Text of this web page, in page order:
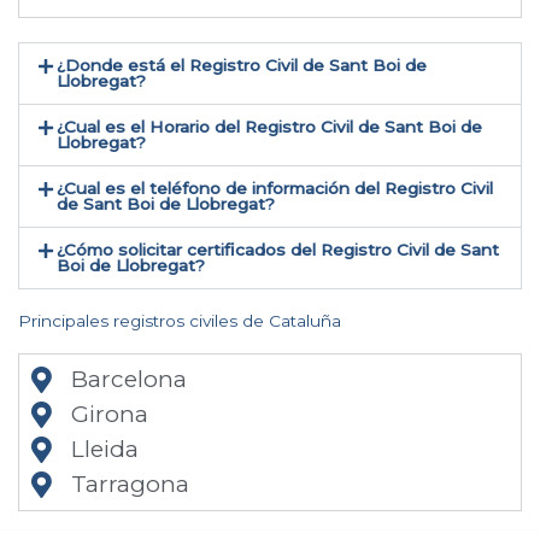
¿Donde está el Registro Civil de Sant Boi de
Llobregat​?
¿Cual es el Horario del Registro Civil de Sant Boi de
Llobregat?
¿Cual es el teléfono de información del Registro Civil
de Sant Boi de Llobregat​?
¿Cómo solicitar certificados del Registro Civil de Sant
Boi de Llobregat​?
Principales registros civiles de Cataluña
Barcelona
Girona
Lleida
Tarragona